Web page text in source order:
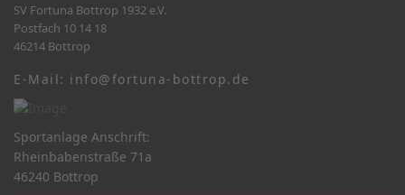
SV Fortuna Bottrop 1932 e.V.
Postfach 10 14 18
46214 Bottrop
E-Mail: info@fortuna-bottrop.de
Sportanlage Anschrift:
Rheinbabenstraße 71a
46240 Bottrop